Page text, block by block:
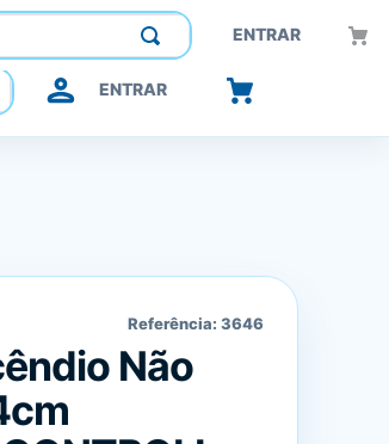
ENTRAR
confiança, inovando o futuro.
ENTRAR
Referência: 3646
Não